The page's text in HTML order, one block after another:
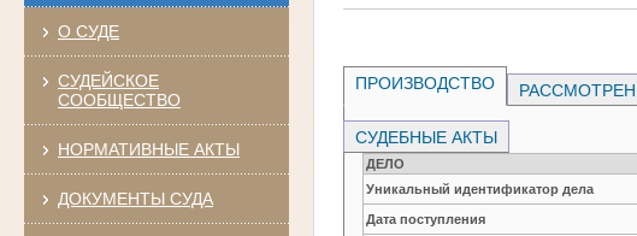
О СУДЕ
СУДЕЙСКОЕ
СООБЩЕСТВО
НОРМАТИВНЫЕ АКТЫ
ДОКУМЕНТЫ СУДА
ПРОИЗВОДСТВО
СУДЕБНЫЕ АКТЫ
ДЕЛО
Уникальный идентификатор дела
Дата поступления